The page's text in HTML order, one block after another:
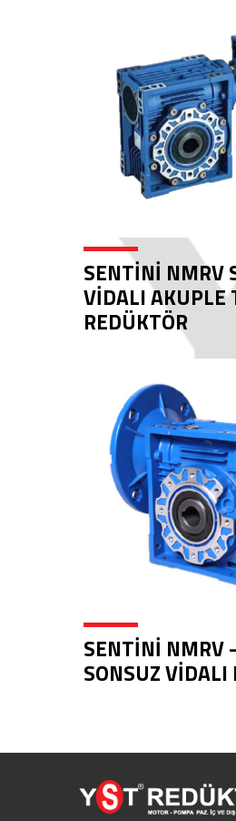
SENTİNİ NMRV
VİDALI AKUPLE
REDÜKTÖR
SENTİNİ NMRV
SONSUZ VİDALI